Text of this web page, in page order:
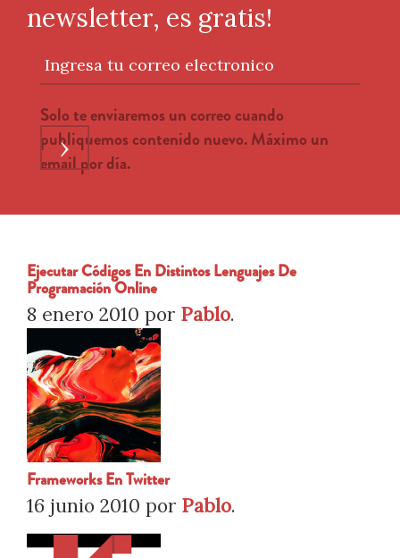
newsletter, es gratis!
Ingresa tu correo electronico
Solo te enviaremos un correo cuando
publiquemos contenido nuevo. Máximo un
email por día.
›
Ejecutar Códigos En Distintos Lenguajes De
Programación Online
8 enero 2010 por Pablo.
Frameworks En Twitter
16 junio 2010 por Pablo.